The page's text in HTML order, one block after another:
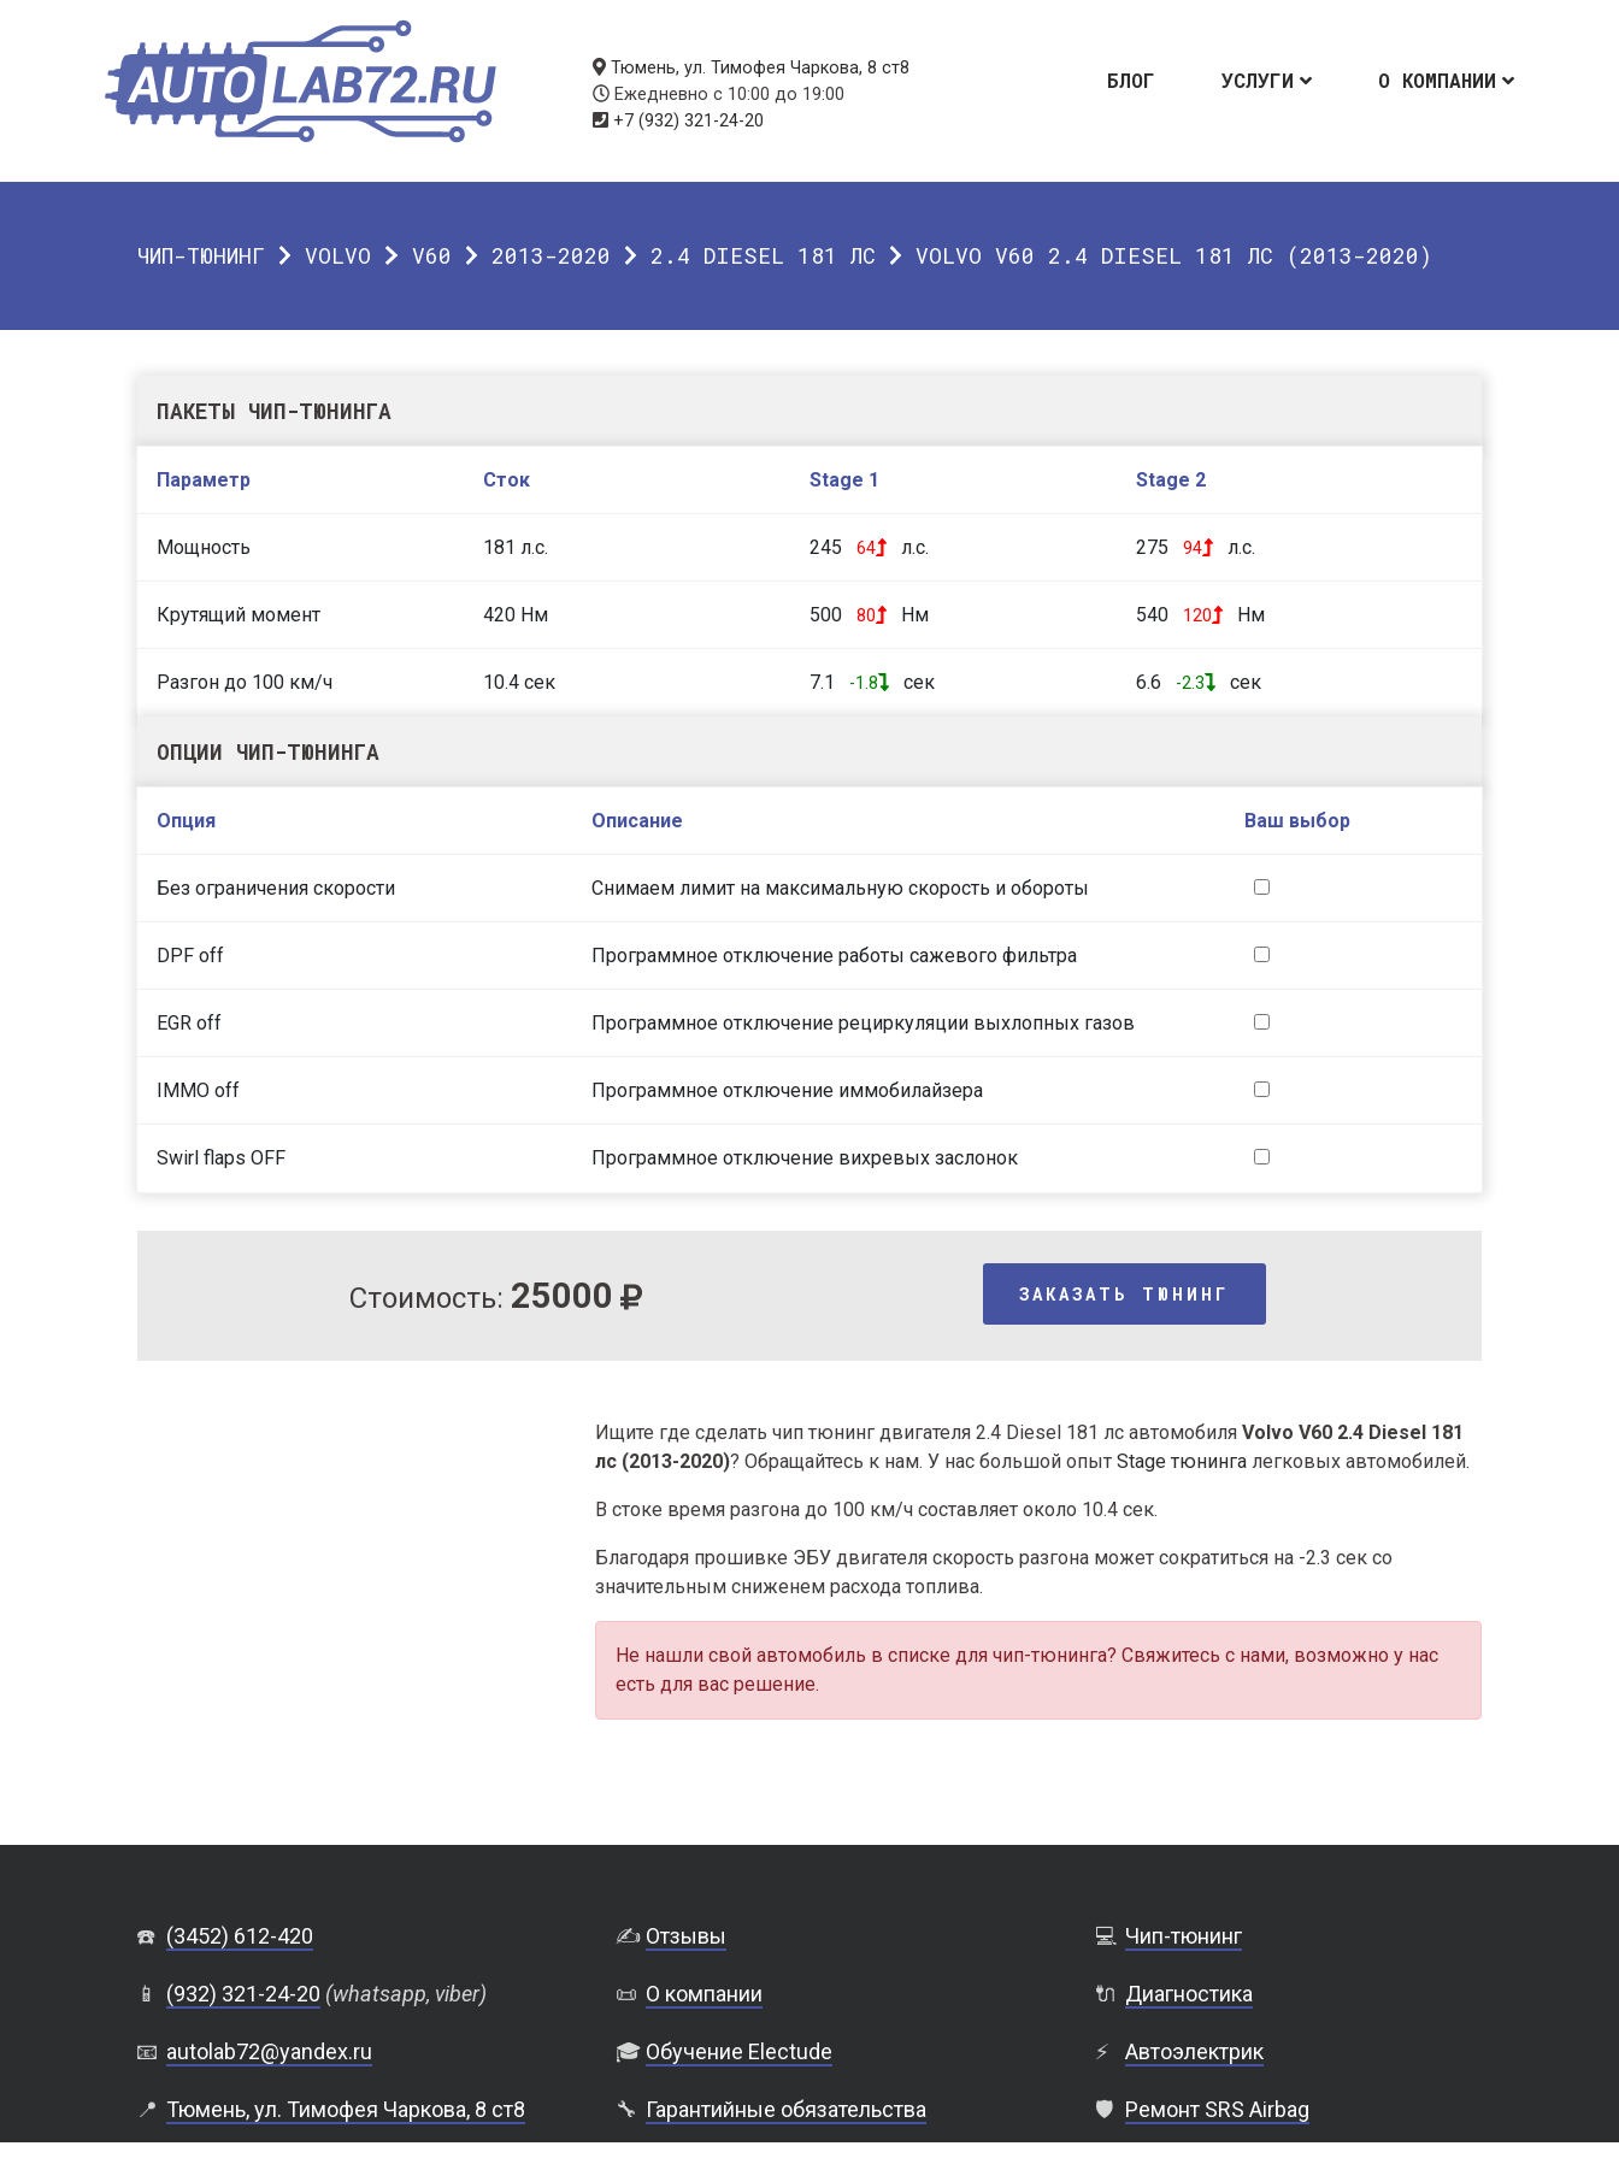
БЛОГ УСЛУГИ О КОМПАНИИ
Тюмень, ул. Тимофея Чаркова, 8 ст8
Ежедневно с 10:00 до 19:00
+7 (932) 321-24-20
ЧИП-ТЮНИНГ VOLVO V60 2013-2020 2.4 DIESEL 181 ЛС VOLVO V60 2.4 DIESEL 181 ЛС (2013-2020)
ПАКЕТЫ ЧИП-ТЮНИНГА
Параметр Сток Stage 1 Stage 2
Мощность 181 л.с. 245 64 л.с. 275 94 л.с.
Крутящий момент 420 Нм 500 80 Нм 540 120 Нм
Разгон до 100 км/ч 10.4 сек 7.1 -1.8 сек 6.6 -2.3 сек
ОПЦИИ ЧИП-ТЮНИНГА
Опция Описание Ваш выбор
Без ограничения скорости Снимаем лимит на максимальную скорость и обороты
DPF off Программное отключение работы сажевого фильтра
EGR off Программное отключение рециркуляции выхлопных газов
IMMO off Программное отключение иммобилайзера
Swirl flaps OFF Программное отключение вихревых заслонок
Стоимость: 25000 ЗАКАЗАТЬ ТЮНИНГ
Ищите где сделать чип тюнинг двигателя 2.4 Diesel 181 лс автомобиля Volvo V60 2.4 Diesel 181
лс (2013-2020)? Обращайтесь к нам. У нас большой опыт Stage тюнинга легковых автомобилей.
В стоке время разгона до 100 км/ч составляет около 10.4 сек.
Благодаря прошивке ЭБУ двигателя скорость разгона может сократиться на -2.3 сек со
значительным сниженем расхода топлива.
Не нашли свой автомобиль в списке для чип-тюнинга? Свяжитесь с нами, возможно у нас
есть для вас решение.
☎️ (3452) 612-420
📱 (932) 321-24-20 (whatsapp, viber)
📧 autolab72@yandex.ru
📍 Тюмень, ул. Тимофея Чаркова, 8 ст8
✍️ Отзывы
📜 О компании
🎓 Обучение Electude
🔧 Гарантийные обязательства
💻 Чип-тюнинг
🔌 Диагностика
⚡ Автоэлектрик
🛡️ Ремонт SRS Airbag